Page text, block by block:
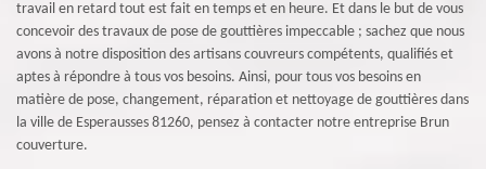
travail en retard tout est fait en temps et en heure. Et dans le but de vous
concevoir des travaux de pose de gouttières impeccable ; sachez que nous
avons à notre disposition des artisans couvreurs compétents, qualifiés et
aptes à répondre à tous vos besoins. Ainsi, pour tous vos besoins en
matière de pose, changement, réparation et nettoyage de gouttières dans
la ville de Esperausses 81260, pensez à contacter notre entreprise Brun
couverture.